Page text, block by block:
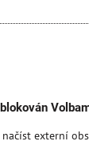
externí